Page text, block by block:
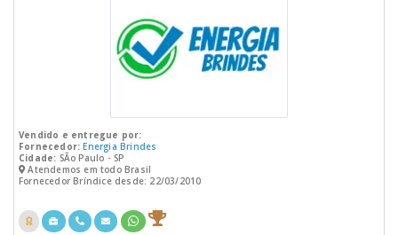
Vendido e entregue por:
Fornecedor: Energia Brindes
Cidade: SÃo Paulo - SP
Atendemos em todo Brasil
Fornecedor Bríndice desde: 22/03/2010